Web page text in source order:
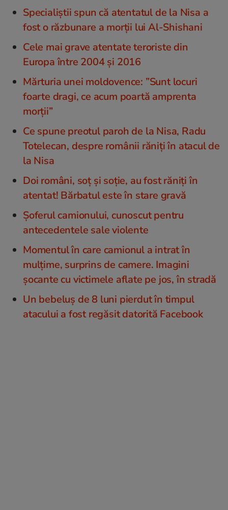
Specialiștii spun că atentatul de la Nisa a
fost o răzbunare a morții lui Al-Shishani
Cele mai grave atentate teroriste din
Europa între 2004 și 2016
Mărturia unei moldovence: ”Sunt locuri
foarte dragi, ce acum poartă amprenta
morții”
Ce spune preotul paroh de la Nisa, Radu
Totelecan, despre românii răniți în atacul de
la Nisa
Doi români, soț și soție, au fost răniți în
atentat! Bărbatul este în stare gravă
Șoferul camionului, cunoscut pentru
antecedentele sale violente
Momentul în care camionul a intrat în
mulțime, surprins de camere. Imagini
șocante cu victimele aflate pe jos, în stradă
Un bebeluș de 8 luni pierdut în timpul
atacului a fost regăsit datorită Facebook